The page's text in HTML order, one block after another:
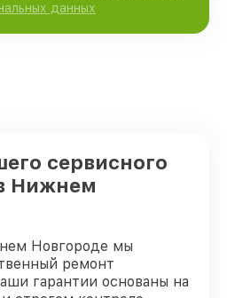
данных
сервисного
Нижнем
Новгороде мы
ремонт
гарантии основаны на